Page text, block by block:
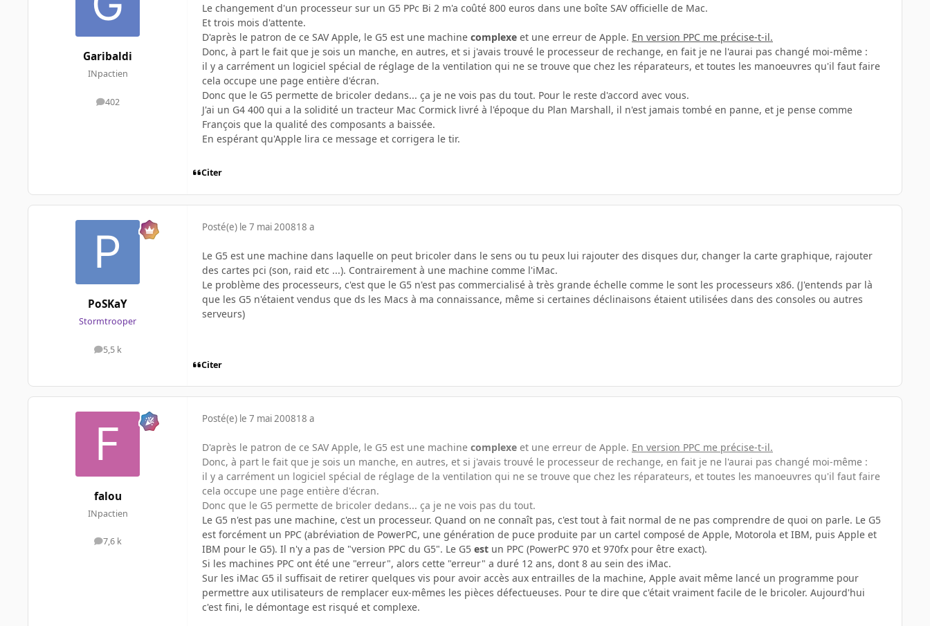
Garibaldi
INpactien
402
messages
Le changement d'un processeur sur un G5 PPc Bi 2 m'a coûté 800 euros dans une boîte SAV officielle de Mac.
Et trois mois d'attente.
D'après le patron de ce SAV Apple, le G5 est une machine complexe et une erreur de Apple. En version PPC me précise-t-il.
Donc, à part le fait que je sois un manche, en autres, et si j'avais trouvé le processeur de rechange, en fait je ne l'aurai pas changé moi-même :
il y a carrément un logiciel spécial de réglage de la ventilation qui ne se trouve que chez les réparateurs, et toutes les manoeuvres qu'il faut faire
cela occupe une page entière d'écran.
Donc que le G5 permette de bricoler dedans... ça je ne vois pas du tout. Pour le reste d'accord avec vous.
J'ai un G4 400 qui a la solidité un tracteur Mac Cormick livré à l'époque du Plan Marshall, il n'est jamais tombé en panne, et je pense comme
François que la qualité des composants a baissée.
En espérant qu'Apple lira ce message et corrigera le tir.
Citer
PoSKaY
Stormtrooper
5,5 k
messages
Posté(e) le 7 mai 200818 a
Le G5 est une machine dans laquelle on peut bricoler dans le sens ou tu peux lui rajouter des disques dur, changer la carte graphique, rajouter
des cartes pci (son, raid etc ...). Contrairement à une machine comme l'iMac.
Le problème des processeurs, c'est que le G5 n'est pas commercialisé à très grande échelle comme le sont les processeurs x86. (J'entends par là
que les G5 n'étaient vendus que ds les Macs à ma connaissance, même si certaines déclinaisons étaient utilisées dans des consoles ou autres
serveurs)
Citer
falou
INpactien
7,6 k
messages
Posté(e) le 7 mai 200818 a
D'après le patron de ce SAV Apple, le G5 est une machine complexe et une erreur de Apple. En version PPC me précise-t-il.
Donc, à part le fait que je sois un manche, en autres, et si j'avais trouvé le processeur de rechange, en fait je ne l'aurai pas changé moi-même :
il y a carrément un logiciel spécial de réglage de la ventilation qui ne se trouve que chez les réparateurs, et toutes les manoeuvres qu'il faut faire
cela occupe une page entière d'écran.
Donc que le G5 permette de bricoler dedans... ça je ne vois pas du tout.
Le G5 n'est pas une machine, c'est un processeur. Quand on ne connaît pas, c'est tout à fait normal de ne pas comprendre de quoi on parle. Le G5
est forcément un PPC (abréviation de PowerPC, une génération de puce produite par un cartel composé de Apple, Motorola et IBM, puis Apple et
IBM pour le G5). Il n'y a pas de "version PPC du G5". Le G5 est un PPC (PowerPC 970 et 970fx pour être exact).
Si les machines PPC ont été une "erreur", alors cette "erreur" a duré 12 ans, dont 8 au sein des iMac.
Sur les iMac G5 il suffisait de retirer quelques vis pour avoir accès aux entrailles de la machine, Apple avait même lancé un programme pour
permettre aux utilisateurs de remplacer eux-mêmes les pièces défectueuses. Pour te dire que c'était vraiment facile de le bricoler. Aujourd'hui
c'est fini, le démontage est risqué et complexe.